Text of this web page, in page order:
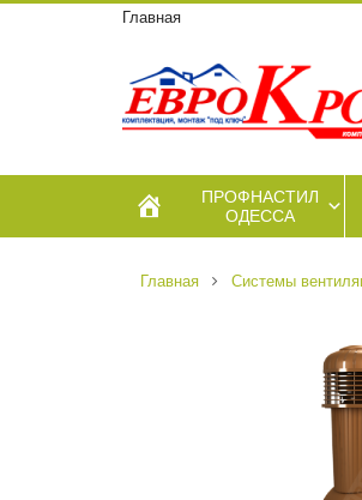
Главная
ПРОФНАСТИЛ
ОДЕССА
Главная Системы